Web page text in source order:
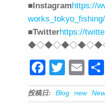
■Instagramhttps://
works_tokyo_fishing/
■Twitterhttps://
F
a
c
T
wi
tt
E
m
ail
投稿日: Blog new